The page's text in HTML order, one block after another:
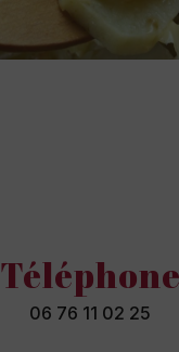
Téléphone
06 76 11 02 25